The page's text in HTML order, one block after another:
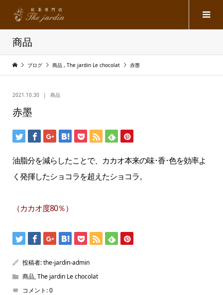
商品
ブログ 商品 , The jardin Le chocolat 赤墨
2021.10.30 商品
赤墨
油脂分を減らしたことで、カカオ本来の味･香･色を効率よ
く発揮したショコラを超えたショコラ。
（カカオ度80％）
投稿者:the-jardin-admin
商品,The jardin Le chocolat
コメント:0